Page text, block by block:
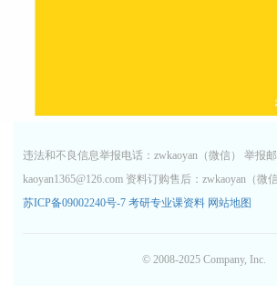
违法和不良信息举报电话：zwkaoyan（微信） 举报邮
kaoyan1365@126.com 资料订购售后：zwkaoyan（微信
苏ICP备09002240号-7 考研专业课资料 网站地图
© 2008-2025 Company, Inc.